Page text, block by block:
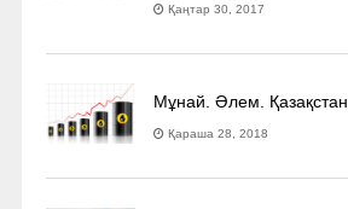
Қаңтар 30, 2017
Мұнай. Әлем. Қазақстан.
Қараша 28, 2018